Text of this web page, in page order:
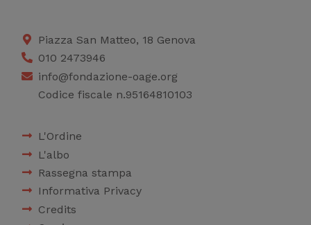
Piazza San Matteo, 18 Genova
010 2473946
info@fondazione-oage.org
Codice fiscale n.95164810103
L'Ordine
L'albo
Rassegna stampa
Informativa Privacy
Credits